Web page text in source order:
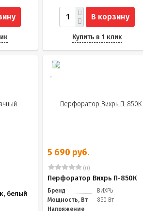
В корзину
Купить в 1 клик
белый
5 690 руб.
(0)
Перфоратор Вихрь П-850К
Бренд
ВИХРЬ
Мощность, Вт
850 Вт
Напряжение